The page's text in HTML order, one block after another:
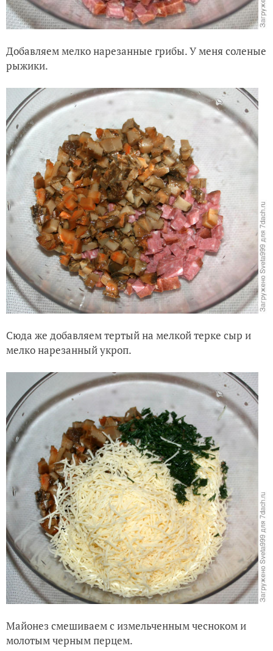
Добавляем мелко нарезанные грибы. У меня соленые
рыжики.
Сюда же добавляем тертый на мелкой терке сыр и
мелко нарезанный укроп.
Майонез смешиваем с измельченным чесноком и
молотым черным перцем.